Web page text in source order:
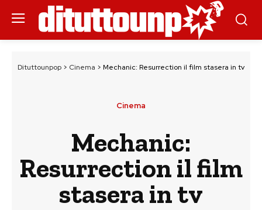
Dituttounpop > Cinema > Mechanic: Resurrection il film stasera in tv
Cinema
Mechanic:
Resurrection il film
stasera in tv